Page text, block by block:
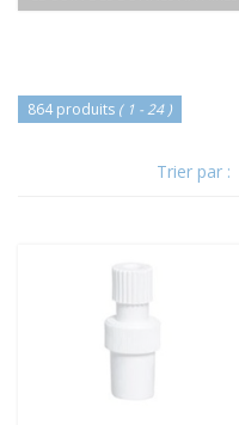
864 produits ( 1 - 24 )
Trier par :